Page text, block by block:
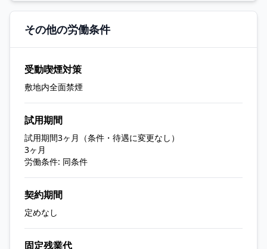
その他の労働条件
受動喫煙対策
敷地内全面禁煙
試用期間
試用期間3ヶ月（条件・待遇に変更なし）
3ヶ月
労働条件: 同条件
契約期間
定めなし
固定残業代